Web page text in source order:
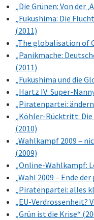
„Die Grünen: Von der
„Fukushima: Die
(2011)
„The globalisation of
„Panikmache:
(2011)
„Fukushima und die
„Hartz IV: Super-
„Piratenpartei:
„Köhler-Rücktritt:
(2010)
„Wahlkampf 2009 –
(2009)
„Online-Wahlkampf:
„Wahl 2009 – Ende
„Piratenpartei: alles
„EU-Verdrossenheit?
„Grün ist die Krise“